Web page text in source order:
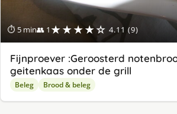
⏱ 5 min👥 1 ★★★★☆ 4.11 (9)
Fijnproever :Geroosterd
geitenkaas onder de grill
Beleg Brood & beleg